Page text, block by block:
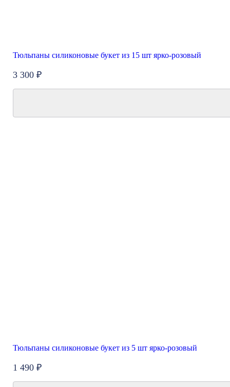
Тюльпаны силиконовые букет из 15 шт ярко-розовый
3 300 ₽
Тюльпаны силиконовые букет из 5 шт ярко-розовый
1 490 ₽